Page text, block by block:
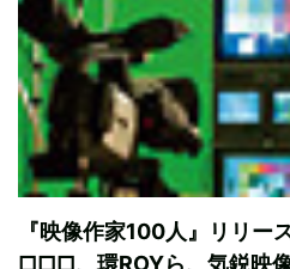
『映像作家100人』リリー
□□□、環ROYら、気鋭映